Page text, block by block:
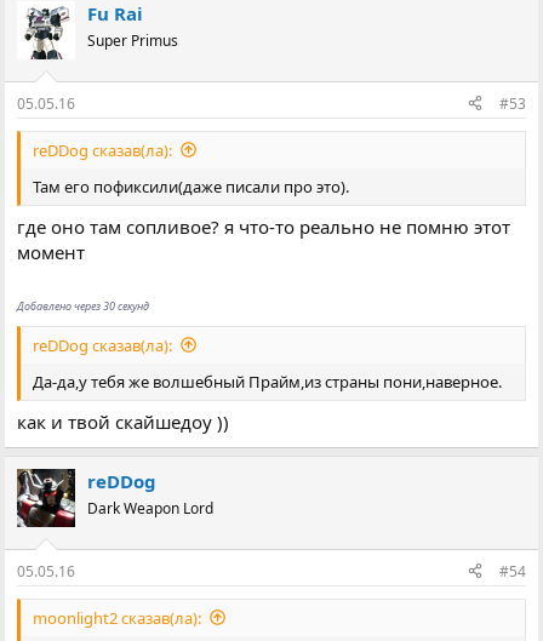
Fu Rai
Super Primus
05.05.16 #53
reDDog сказав(ла):
Там его пофиксили(даже писали про это).
где оно там сопливое? я что-то реально не помню этот
момент
Добавлено через 30 секунд
reDDog сказав(ла):
Да-да,у тебя же волшебный Прайм,из страны пони,наверное.
как и твой скайшедоу ))
reDDog
Dark Weapon Lord
05.05.16 #54
moonlight2 сказав(ла):